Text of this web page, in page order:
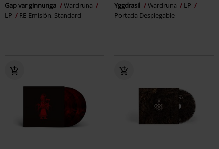
Gap var ginnunga
Wardruna
LP
RE-Emisión, Standard
Yggdrasil Wardruna
LP
Portada Desplegable